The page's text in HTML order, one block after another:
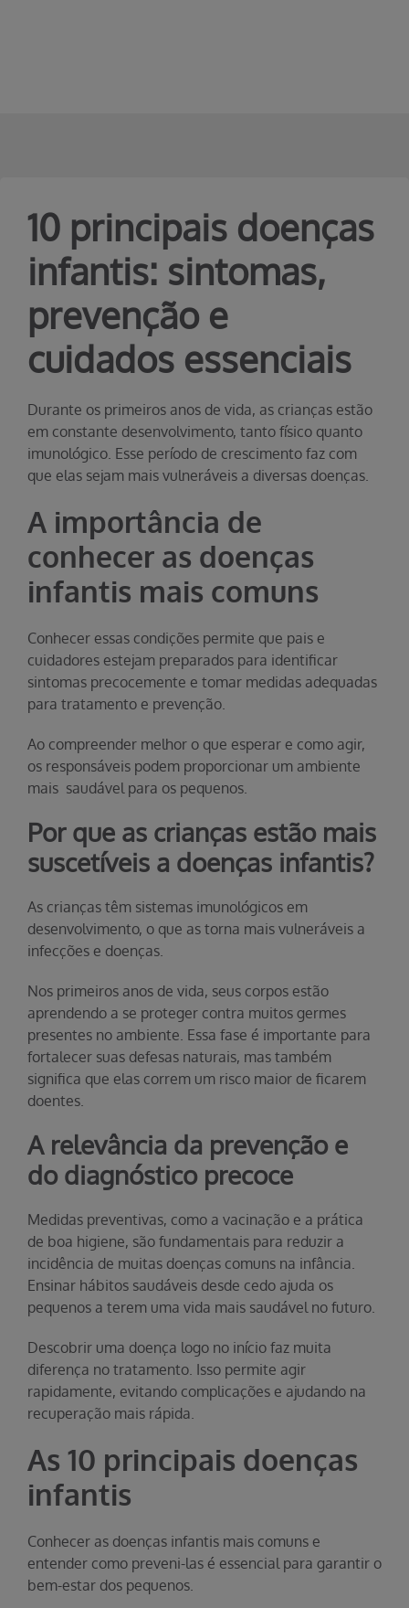
10 principais doenças
infantis: sintomas,
prevenção e
cuidados essenciais
Durante os primeiros anos de vida, as crianças estão
em constante desenvolvimento, tanto físico quanto
imunológico. Esse período de crescimento faz com
que elas sejam mais vulneráveis a diversas doenças.
A importância de
conhecer as doenças
infantis mais comuns
Conhecer essas condições permite que pais e
cuidadores estejam preparados para identificar
sintomas precocemente e tomar medidas adequadas
para tratamento e prevenção.
Ao compreender melhor o que esperar e como agir,
os responsáveis podem proporcionar um ambiente
mais saudável para os pequenos.
Por que as crianças estão mais
suscetíveis a doenças infantis?
As crianças têm sistemas imunológicos em
desenvolvimento, o que as torna mais vulneráveis a
infecções e doenças.
Nos primeiros anos de vida, seus corpos estão
aprendendo a se proteger contra muitos germes
presentes no ambiente. Essa fase é importante para
fortalecer suas defesas naturais, mas também
significa que elas correm um risco maior de ficarem
doentes.
A relevância da prevenção e
do diagnóstico precoce
Medidas preventivas, como a vacinação e a prática
de boa higiene, são fundamentais para reduzir a
incidência de muitas doenças comuns na infância.
Ensinar hábitos saudáveis desde cedo ajuda os
pequenos a terem uma vida mais saudável no futuro.
Descobrir uma doença logo no início faz muita
diferença no tratamento. Isso permite agir
rapidamente, evitando complicações e ajudando na
recuperação mais rápida.
As 10 principais doenças
infantis
Conhecer as doenças infantis mais comuns e
entender como preveni-las é essencial para garantir o
bem-estar dos pequenos.